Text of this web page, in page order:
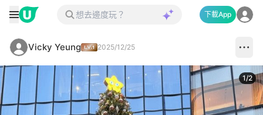
下載App
Vicky Yeung 2025/12/25
1/2